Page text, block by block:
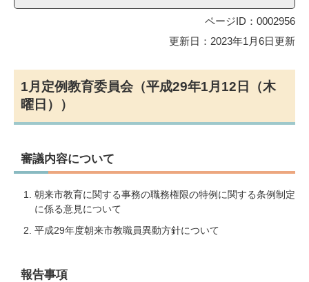
ページID：0002956
更新日：2023年1月6日更新
1月定例教育委員会（平成29年1月12日（木
曜日））
審議内容について
朝来市教育に関する事務の職務権限の特例に関する条例制定
に係る意見について
平成29年度朝来市教職員異動方針について
報告事項